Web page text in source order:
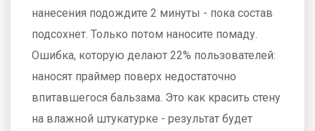
нанесения подождите 2 минуты - пока состав
подсохнет. Только потом наносите помаду.
Ошибка, которую делают 22% пользователей:
наносят праймер поверх недостаточно
впитавшегося бальзама. Это как красить стену
на влажной штукатурке - результат будет